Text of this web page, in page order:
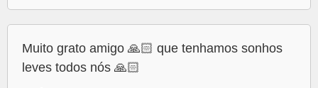
Muito grato amigo 🙏🏻 que tenhamos sonhos
leves todos nós 🙏🏻